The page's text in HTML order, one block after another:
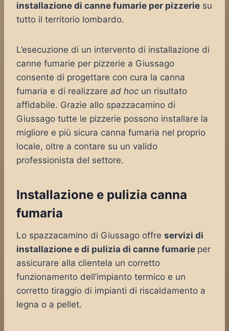
installazione di canne fumarie per pizzerie su
tutto il territorio lombardo.
L’esecuzione di un intervento di installazione di
canne fumarie per pizzerie a Giussago
consente di progettare con cura la canna
fumaria e di realizzare ad hoc un risultato
affidabile. Grazie allo spazzacamino di
Giussago tutte le pizzerie possono installare la
migliore e più sicura canna fumaria nel proprio
locale, oltre a contare su un valido
professionista del settore.
Installazione e pulizia canna
fumaria
Lo spazzacamino di Giussago offre servizi di
installazione e di pulizia di canne fumarie per
assicurare alla clientela un corretto
funzionamento dell’impianto termico e un
corretto tiraggio di impianti di riscaldamento a
legna o a pellet.